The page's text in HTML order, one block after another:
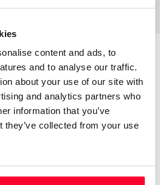
content and ads, to
and to analyse our traffic.
about your use of our site with
and analytics partners who
information that you’ve
they’ve collected from your use
de la Rosa